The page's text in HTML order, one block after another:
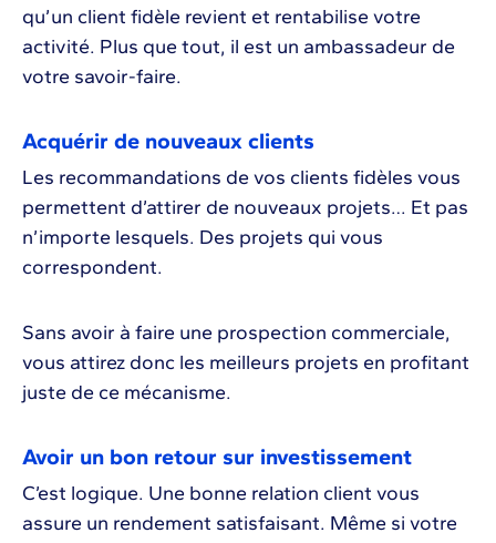
qu’un client fidèle revient et rentabilise votre
activité. Plus que tout, il est un ambassadeur de
votre savoir-faire.
Acquérir de nouveaux clients
Les recommandations de vos clients fidèles vous
permettent d’attirer de nouveaux projets… Et pas
n’importe lesquels. Des projets qui vous
correspondent.
Sans avoir à faire une prospection commerciale,
vous attirez donc les meilleurs projets en profitant
juste de ce mécanisme.
Avoir un bon retour sur investissement
C’est logique. Une bonne relation client vous
assure un rendement satisfaisant. Même si votre